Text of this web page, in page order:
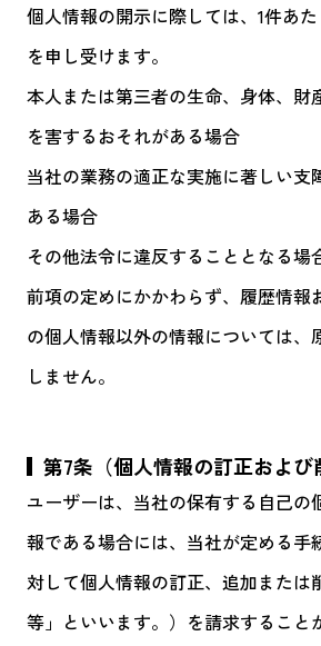
個人情報の開示に際しては、1件あ
を申し受けます。
本人または第三者の生命、身体、財
を害するおそれがある場合
当社の業務の適正な実施に著しい支
ある場合
その他法令に違反することとなる場
前項の定めにかかわらず、履歴情報
の個人情報以外の情報については、
しません。
第7条（個人情報の訂正および
ユーザーは、当社の保有する自己の
報である場合には、当社が定める手
対して個人情報の訂正、追加または
等」といいます。）を請求すること